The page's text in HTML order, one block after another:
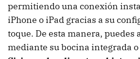
permitiendo una conexión
iPhone o iPad gracias a su
toque. De esta manera,
mediante su bocina integrada o